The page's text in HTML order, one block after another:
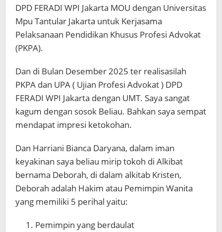
DPD FERADI WPI Jakarta MOU dengan Universitas
Mpu Tantular Jakarta untuk Kerjasama
Pelaksanaan Pendidikan Khusus Profesi Advokat
(PKPA).
Dan di Bulan Desember 2025 ter realisasilah
PKPA dan UPA ( Ujian Profesi Advokat ) DPD
FERADI WPI Jakarta dengan UMT. Saya sangat
kagum dengan sosok Beliau. Bahkan saya sempat
mendapat impresi ketokohan.
Dan Harriani Bianca Daryana, dalam iman
keyakinan saya beliau mirip tokoh di Alkibat
bernama Deborah, di dalam alkitab Kristen,
Deborah adalah Hakim atau Pemimpin Wanita
yang memiliki 5 perihal yaitu:
Pemimpin yang berdaulat